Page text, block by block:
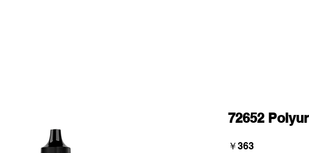
72652
￥363価